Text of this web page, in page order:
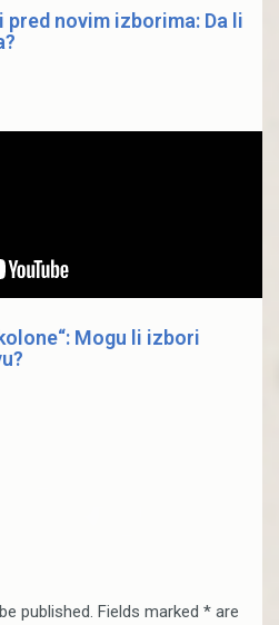
novim izborima: Da li
Mogu li izbori
published. Fields marked * are